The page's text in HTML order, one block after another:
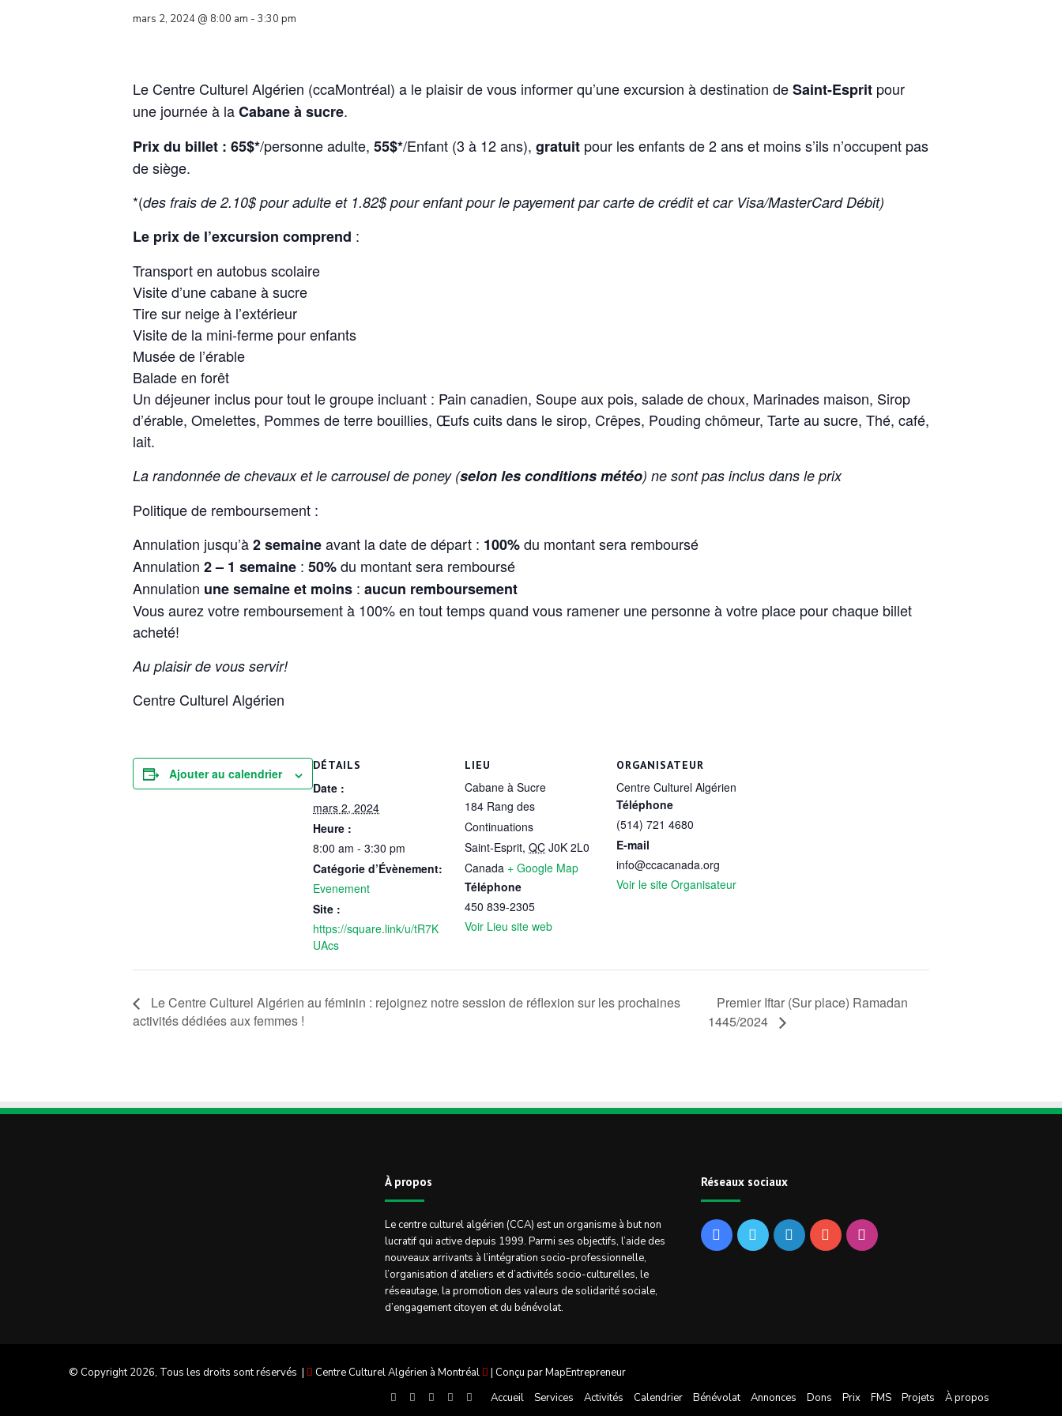
mars 2, 2024 @ 8:00 am - 3:30 pm
Le Centre Culturel Algérien (ccaMontréal) a le plaisir de vous informer qu’une excursion à destination deSaint-Esprit pour
une journée à laCabane à sucre.
Prix du billet : 65$*/personne adulte, 55$*/Enfant (3 à 12 ans), gratuit pour les enfants de 2 ans et moins s’ils n’occupent pas
de siège.
*(des frais de 2.10$ pour adulte et 1.82$ pour enfant pour le payement par carte de crédit et car Visa/MasterCard Débit)
Le prix de l’excursion comprend :
Transport en autobus scolaire
Visite d’une cabane à sucre
Tire sur neige à l’extérieur
Visite de la mini-ferme pour enfants
Musée de l’érable
Balade en forêt
Un déjeuner inclus pour tout le groupe incluant : Pain canadien, Soupe aux pois, salade de choux, Marinades maison, Sirop
d’érable, Omelettes, Pommes de terre bouillies, Œufs cuits dans le sirop, Crêpes, Pouding chômeur, Tarte au sucre, Thé, café,
lait.
La randonnée de chevaux et le carrousel de poney (selon les conditions météo) ne sont pas inclus dans le prix
Politique de remboursement :
Annulation jusqu’à2 semaineavant la date de départ : 100%du montant sera remboursé
Annulation 2 – 1 semaine : 50%du montant sera remboursé
Annulation une semaine et moins : aucun remboursement
Vous aurez votre remboursement à 100% en tout temps quand vous ramener une personne à votre place pour chaque billet
acheté!
Au plaisir de vous servir!
Centre Culturel Algérien
Ajouter au calendrier
DÉTAILS
Date :
mars 2, 2024
Heure :
8:00 am - 3:30 pm
Catégorie d’Évènement:
Evenement
Site :
https://square.link/u/tR7K
UAcs
LIEU
Cabane à Sucre
184 Rang des
Continuations
Saint-Esprit, QC J0K 2L0
Canada + Google Map
Téléphone
450 839-2305
Voir Lieu site web
ORGANISATEUR
Centre Culturel Algérien
Téléphone
(514) 721 4680
E-mail
info@ccacanada.org
Voir le site Organisateur
Le Centre Culturel Algérien au féminin : rejoignez notre session de réflexion sur les prochaines
activités dédiées aux femmes !
Premier Iftar (Sur place) Ramadan
1445/2024
À propos
Le centre culturel algérien (CCA) est un organisme à but non
lucratif qui active depuis 1999. Parmi ses objectifs, l’aide des
nouveaux arrivants à l’intégration socio-professionnelle,
l’organisation d’ateliers et d’activités socio-culturelles, le
réseautage, la promotion des valeurs de solidarité sociale,
d’engagement citoyen et du bénévolat.
Réseaux sociaux
FacebookTwitterLinkedinYouTubeInstagram
© Copyright 2026, Tous les droits sont réservés | Centre Culturel Algérien à Montréal | Conçu parMapEntrepreneur
Accueil
Services Activités Calendrier Bénévolat Annonces Dons Prix FMS Projets À propos
FacebookTwitterLinkedinYouTubeInstagram